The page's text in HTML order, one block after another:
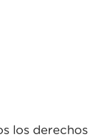
los derechos